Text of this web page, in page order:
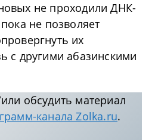
не проходили ДНК-
не позволяет
их
с другими абазинскими
обсудить материал
канала Zolka.ru.